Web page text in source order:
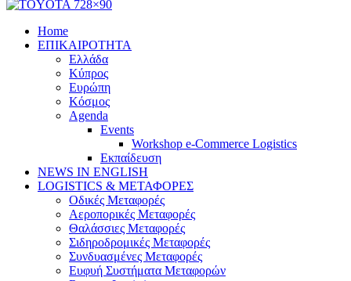
Home
ΕΠΙΚΑΙΡΟΤΗΤΑ
Ελλάδα
Κύπρος
Ευρώπη
Κόσμος
Agenda
Events
Workshop e-Commerce Logistics
Εκπαίδευση
NEWS IN ENGLISH
LOGISTICS & ΜΕΤΑΦΟΡΕΣ
Οδικές Μεταφορές
Αεροπορικές Μεταφορές
Θαλάσσιες Μεταφορές
Σιδηροδρομικές Μεταφορές
Συνδυασμένες Μεταφορές
Ευφυή Συστήματα Μεταφορών